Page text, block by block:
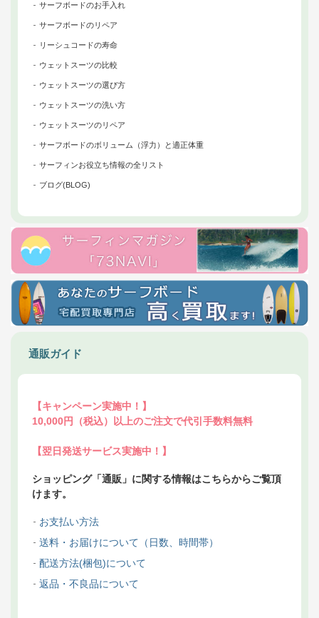
サーフボードのお手入れ
サーフボードのリペア
リーシュコードの寿命
ウェットスーツの比較
ウェットスーツの選び方
ウェットスーツの洗い方
ウェットスーツのリペア
サーフボードのボリューム（浮力）と適正体重
サーフィンお役立ち情報の全リスト
ブログ(BLOG)
通販ガイド
【キャンペーン実施中！】
10,000円（税込）以上のご注文で代引手数料無料
【翌日発送サービス実施中！】
ショッピング「通販」に関する情報はこちらからご覧頂
けます。
お支払い方法
送料・お届けについて（日数、時間帯）
配送方法(梱包)について
返品・不良品について